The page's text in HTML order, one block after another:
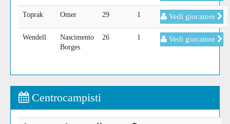
Toprak Omer 29 1 Vedi giocatore
Wendell
Nascimento
Borges
26 1 Vedi giocatore
Centrocampisti